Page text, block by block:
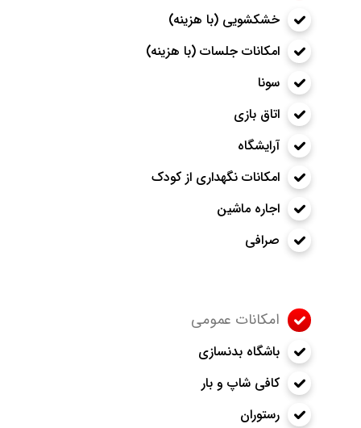
خشکشویی (با هزینه)
امکانات جلسات (با هزینه)
سونا
اتاق بازی
آرایشگاه
امکانات نگهداری از کودک
اجاره ماشین
صرافی
امکانات عمومی
باشگاه بدنسازی
کافی شاپ و بار
رستوران